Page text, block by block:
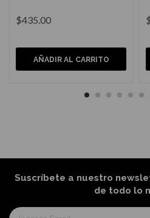
$435.00
AÑADIR AL CARRITO
Suscríbete a nuestro
de todo lo
Suscríbase